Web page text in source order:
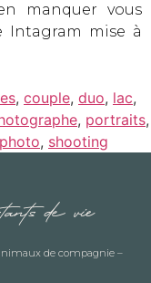
manquer vous
Intagram mise à
, couple, duo, lac,
, portraits,
, shooting
de vie
de compagnie–